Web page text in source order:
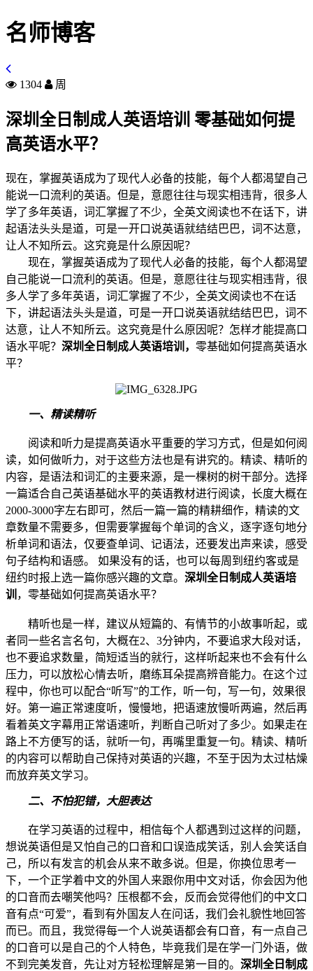
名师博客
1304 周
深圳全日制成人英语培训 零基础如何提
高英语水平？
现在，掌握英语成为了现代人必备的技能，每个人都渴望自己
能说一口流利的英语。但是，意愿往往与现实相违背，很多人
学了多年英语，词汇掌握了不少，全英文阅读也不在话下，讲
起语法头头是道，可是一开口说英语就结结巴巴，词不达意，
让人不知所云。这究竟是什么原因呢？
现在，掌握英语成为了现代人必备的技能，每个人都渴望
自己能说一口流利的英语。但是，意愿往往与现实相违背，很
多人学了多年英语，词汇掌握了不少，全英文阅读也不在话
下，讲起语法头头是道，可是一开口说英语就结结巴巴，词不
达意，让人不知所云。这究竟是什么原因呢？怎样才能提高口
语水平呢？ 深圳全日制成人英语培训， 零基础如何提高英语水
平？
一、精读精听
阅读和听力是提高英语水平重要的学习方式，但是如何阅
读，如何做听力，对于这些方法也是有讲究的。精读、精听的
内容，是语法和词汇的主要来源，是一棵树的树干部分。选择
一篇适合自己英语基础水平的英语教材进行阅读，长度大概在
2000-3000字左右即可，然后一篇一篇的精耕细作，精读的文
章数量不需要多，但需要掌握每个单词的含义，逐字逐句地分
析单词和语法，仅要查单词、记语法，还要发出声来读，感受
句子结构和语感。 如果没有的话，也可以每周到纽约客或是
纽约时报上选一篇你感兴趣的文章。 深圳全日制成人英语培
训 ，零基础如何提高英语水平？
精听也是一样，建议从短篇的、有情节的小故事听起，或
者同一些名言名句，大概在2、3分钟内，不要追求大段对话，
也不要追求数量，简短适当的就行，这样听起来也不会有什么
压力，可以放松心情去听，磨练耳朵提高辨音能力。在这个过
程中，你也可以配合“听写”的工作，听一句，写一句，效果很
好。第一遍正常速度听，慢慢地，把语速放慢听两遍，然后再
看着英文字幕用正常语速听，判断自己听对了多少。如果走在
路上不方便写的话，就听一句，再嘴里重复一句。精读、精听
的内容可以帮助自己保持对英语的兴趣，不至于因为太过枯燥
而放弃英文学习。
二、不怕犯错，大胆表达
在学习英语的过程中，相信每个人都遇到过这样的问题，
想说英语但是又怕自己的口音和口误造成笑话，别人会笑话自
己，所以有发言的机会从来不敢多说。但是，你换位思考一
下，一个正学着中文的外国人来跟你用中文对话，你会因为他
的口音而去嘲笑他吗？压根都不会，反而会觉得他们的中文口
音有点“可爱”，看到有外国友人在问话，我们会礼貌性地回答
而已。而且，我觉得每一个人说英语都会有口音，有一点自己
的口音可以是自己的个人特色，毕竟我们是在学一门外语，做
不到完美发音，先让对方轻松理解是第一目的。 深圳全日制成